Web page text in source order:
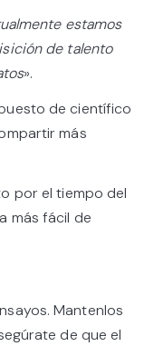
estamos
de talento
».
de científico
más
por el tiempo del
más fácil de
Mantenlos
de que el